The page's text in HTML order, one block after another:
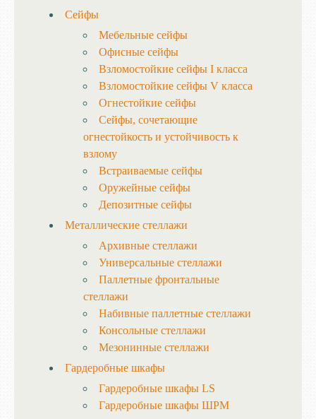
Сейфы
Мебельные сейфы
Офисные сейфы
Взломостойкие сейфы I класса
Взломостойкие сейфы V класса
Огнестойкие сейфы
Сейфы, сочетающие
огнестойкость и устойчивость к
взлому
Встраиваемые сейфы
Оружейные сейфы
Депозитные сейфы
Металлические стеллажи
Архивные стеллажи
Универсальные стеллажи
Паллетные фронтальные
стеллажи
Набивные паллетные стеллажи
Консольные стеллажи
Мезонинные стеллажи
Гардеробные шкафы
Гардеробные шкафы LS
Гардеробные шкафы ШРМ